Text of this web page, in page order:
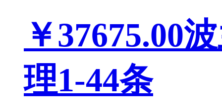
￥37675.00
理1-44条